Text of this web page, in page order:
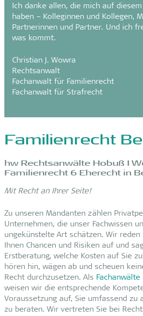
Ich danke allen, die mich auf
haben – Kolleginnen und Kollegen,
Partnerinnen und Partner. Und ich
was kommt.
Christian J. Wowra
Rechtsanwalt
Fachanwalt für Familienrecht
Fachanwalt für Strafrecht
Familienrecht
hw Rechtsanwälte Hobuß I
Familienrecht 6 Eherecht in
Mit Recht an Ihrer Seite!
Zu unseren Mandanten zählen
Unternehmen, die unser Fachwissen
ungekünstelte Art schätzen. Wir
Ihnen Chancen und Risiken auf und
Erstberatung, welche Kosten auf Sie
hören hin, wägen ab und scheuen
Recht durchzusetzen. Als Fachanwälte
weisen wir die entsprechende
Voraussetzung auf, Sie umfassend zu
zu beraten. Wir vertreten Sie bei